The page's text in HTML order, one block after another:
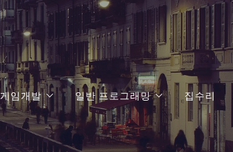
게임개발 일반 프로그래밍 집수리